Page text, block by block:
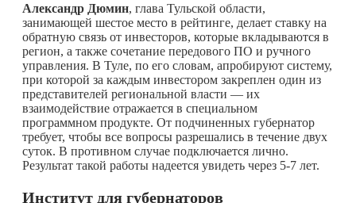
Александр Дюмин, глава Тульской области,
занимающей шестое место в рейтинге, делает ставку на
обратную связь от инвесторов, которые вкладываются в
регион, а также сочетание передового ПО и ручного
управления. В Туле, по его словам, апробируют систему,
при которой за каждым инвестором закреплен один из
представителей региональной власти — их
взаимодействие отражается в специальном
программном продукте. От подчиненных губернатор
требует, чтобы все вопросы разрешались в течение двух
суток. В противном случае подключается лично.
Результат такой работы надеется увидеть через 5-7 лет.
Институт для губернаторов